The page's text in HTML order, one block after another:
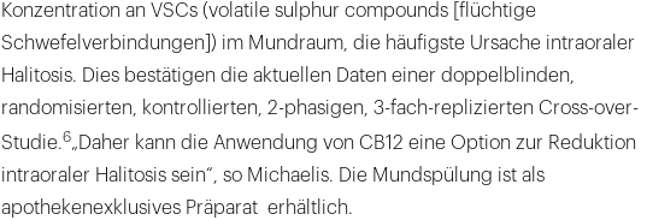
Konzentration an VSCs (volatile sulphur compounds [flüchtige
Schwefelverbindungen]) im Mundraum, die häufigste Ursache intraoraler
Halitosis. Dies bestätigen die aktuellen Daten einer doppelblinden,
randomisierten, kontrollierten, 2-phasigen, 3-fach-replizierten Cross-over-
Studie.6„Daher kann die Anwendung von CB12 eine Option zur Reduktion
intraoraler Halitosis sein“, so Michaelis. Die Mundspülung ist als
apothekenexklusives Präparat erhältlich.